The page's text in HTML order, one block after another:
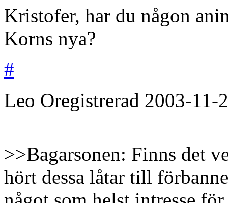
Kristofer, har du någon
Korns nya?
#
Leo Oregistrerad 2003-11-
>>Bagarsonen: Finns det
hört dessa låtar till